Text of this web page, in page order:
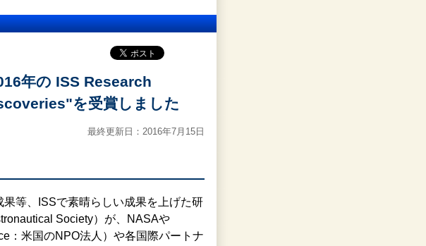
年の ISS Research
を受賞しました
最終更新日：2016年7月15日
等、ISSで素晴らしい成果を上げた研
Society）が、NASAや
：米国のNPO法人）や各国際パートナ